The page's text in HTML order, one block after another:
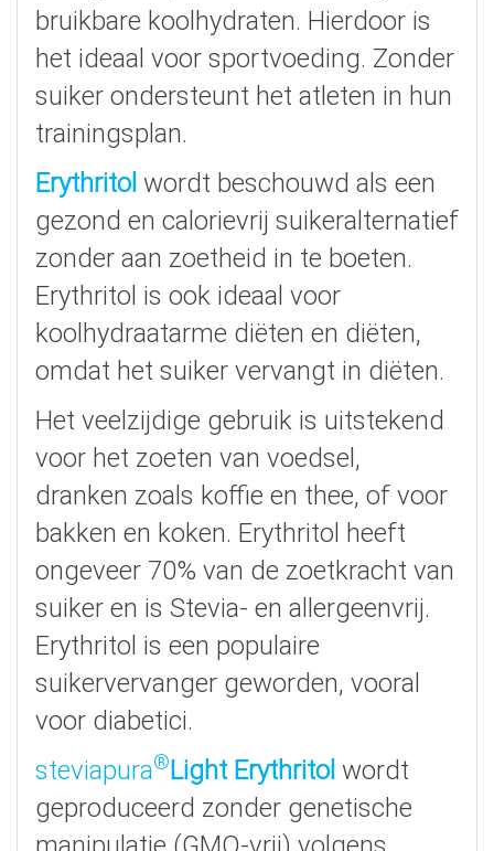
bruikbare koolhydraten. Hierdoor is
het ideaal voor sportvoeding. Zonder
suiker ondersteunt het atleten in hun
trainingsplan.
Erythritol wordt beschouwd als een
gezond en calorievrij suikeralternatief
zonder aan zoetheid in te boeten.
Erythritol is ook ideaal voor
koolhydraatarme diëten en diëten,
omdat het suiker vervangt in diëten.
Het veelzijdige gebruik is uitstekend
voor het zoeten van voedsel,
dranken zoals koffie en thee, of voor
bakken en koken. Erythritol heeft
ongeveer 70% van de zoetkracht van
suiker en is Stevia- en allergeenvrij.
Erythritol is een populaire
suikervervanger geworden, vooral
voor diabetici.
steviapura®Light Erythritol wordt
geproduceerd zonder genetische